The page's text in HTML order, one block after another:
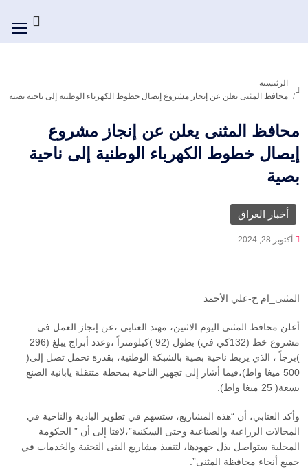
الرئيسية
محافظ المثنى يعلن عن إنجاز مشروع إيصال خطوط الكهرباء الوطنية إلى ناحية بصية
محافظ المثنى يعلن عن إنجاز مشروع
إيصال خطوط الكهرباء الوطنية إلى ناحية
بصية
أخبار العراق
أكتوبر 28, 2024
المثنى_ام ح-علي الأحمد
أعلن محافظ المثنى اليوم الاثنين، مهند العتابي ،عن إنجاز العمل في
مشروع خط (132كي في) بطول (92 )كيلومتراً ،وعدد أبراج يبلغ (296
)برجاً ، الذي يربط ناحية بصية بالشبكة الوطنية، بقدرة تحمل تصل إلى(
500 ميغا واط)،فيما أشار إلى تجهيز الناحية بمحطة متنقلة يابانية الصنع
بسعة( 25 ميغا واط).
وأكد العتابي، أن “هذه المشاريع، ستسهم في تطوير البادية والناحية في
المجالات الزراعية والصناعية وحتى السكنية”،لافتا إلى أن ” الحكومة
المحلية ستواصل بذل جهودها، لتنفيذ مشاريع البنى التحتية والخدمات في
جميع أنحاء محافظة المثنى”.